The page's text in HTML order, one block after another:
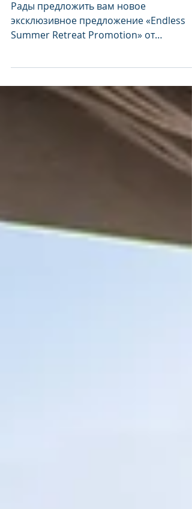
Summer Retreat»
Рады предложить вам новое
Summer Retreat Promotion» от
роскошного курорта InterContinental
Phuket Resort : ## Условия
До - 40% от стандартных онлайн-
тарифов Период бронирования: до 31
июля 2026 г. Период проживания: 1
июля – 31 августа 2026 г. Предложение
Premium Club Lounge Access Ocean